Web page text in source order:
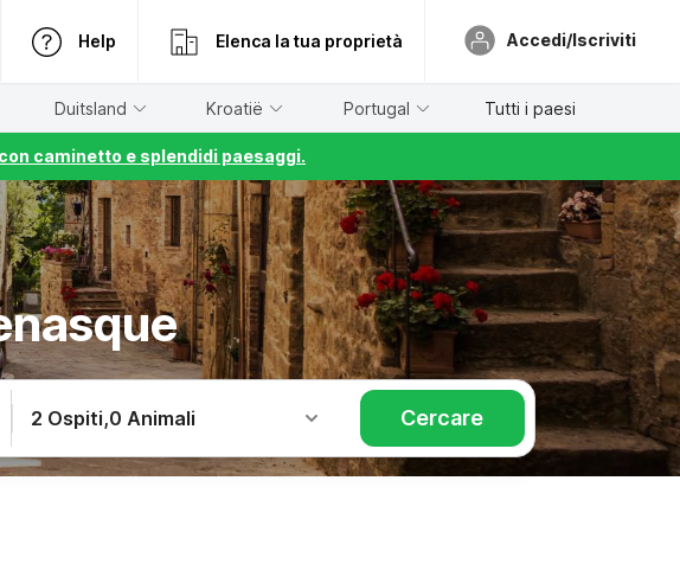
Help Elenca la tua proprietà Accedi/Iscriviti
Duitsland Kroatië Portugal Tutti i paesi
caminetto e splendidi paesaggi.
2 Ospiti,0 Animali Cercare